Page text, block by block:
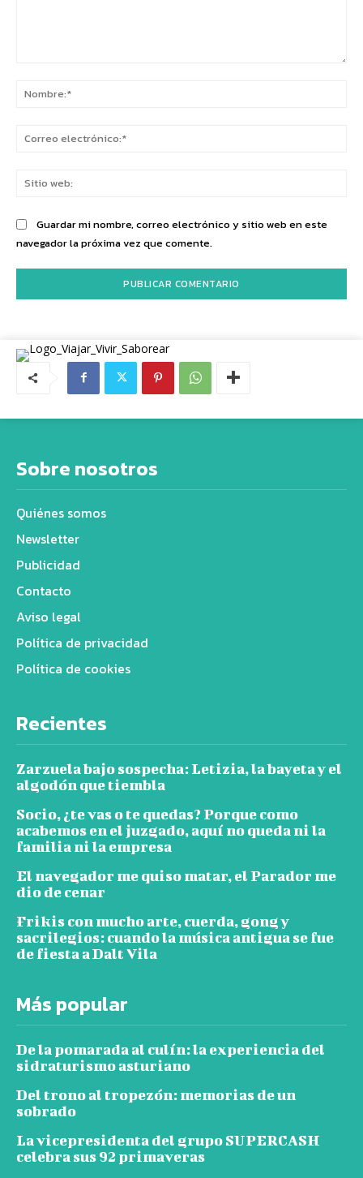
Guardar mi nombre, correo electrónico y sitio web en este
navegador la próxima vez que comente.
Sobre nosotros
Quiénes somos
Newsletter
Publicidad
Contacto
Aviso legal
Política de privacidad
Política de cookies
Recientes
Zarzuela bajo sospecha: Letizia, la bayeta y el
algodón que tiembla
Socio, ¿te vas o te quedas? Porque como
acabemos en el juzgado, aquí no queda ni la
familia ni la empresa
El navegador me quiso matar, el Parador me
dio de cenar
Frikis con mucho arte, cuerda, gong y
sacrilegios: cuando la música antigua se fue
de fiesta a Dalt Vila
Más popular
De la pomarada al culín: la experiencia del
sidraturismo asturiano
Del trono al tropezón: memorias de un
sobrado
La vicepresidenta del grupo SUPERCASH
celebra sus 92 primaveras